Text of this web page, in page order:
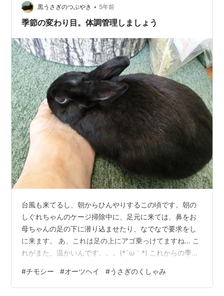
ーツヘイの方がなくなるのが早いから、少なくなると足
したりしてました。そしたら、ある時期から２番刈りの
黒うさぎのつぶやき • 5年前
季節の変わり目。体調管理しましょう
台風も来てるし、朝からひんやりするこの頃です。朝の
しぐれちゃんのケージ掃除中に、足元に来ては、鼻をお
母ちゃんの足の下に潜り込ませたり、なでなで要求をし
に来ます。 あ、これは足の上にアゴ乗っけてますね… こ
れがまた、温かいんです。。。(*´ω｀*) これからの季節
ります❤（正確には心と足） ラビットファーです。＋し
ぐれちゃんの愛…ぬくもり…もう、ラブラブになるしかあ
#チモシー #オーツヘイ #うさぎのくしゃみ